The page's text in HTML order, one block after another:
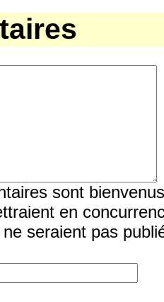
sont
en
seraient pas